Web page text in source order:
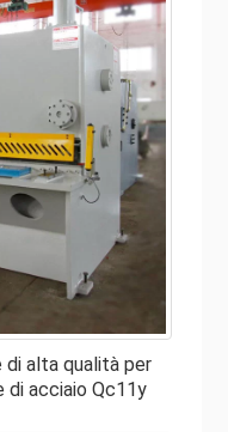
di alta qualità per
di acciaio Qc11y